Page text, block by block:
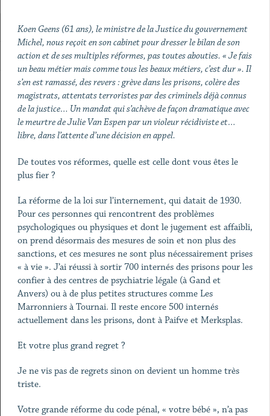
Koen Geens (61 ans), le ministre de la Justice du gouvernement
Michel, nous reçoit en son cabinet pour dresser le bilan de son
action et de ses multiples réformes, pas toutes abouties. « Je fais
un beau métier mais comme tous les beaux métiers, c’est dur ». Il
s’en est ramassé, des revers : grève dans les prisons, colère des
magistrats, attentats terroristes par des criminels déjà connus
de la justice… Un mandat qui s’achève de façon dramatique avec
le meurtre de Julie Van Espen par un violeur récidiviste et…
libre, dans l’attente d’une décision en appel.
De toutes vos réformes, quelle est celle dont vous êtes le
plus fier ?
La réforme de la loi sur l’internement, qui datait de 1930.
Pour ces personnes qui rencontrent des problèmes
psychologiques ou physiques et dont le jugement est affaibli,
on prend désormais des mesures de soin et non plus des
sanctions, et ces mesures ne sont plus nécessairement prises
« à vie ». J’ai réussi à sortir 700 internés des prisons pour les
confier à des centres de psychiatrie légale (à Gand et
Anvers) ou à de plus petites structures comme Les
Marronniers à Tournai. Il reste encore 500 internés
actuellement dans les prisons, dont à Paifve et Merksplas.
Et votre plus grand regret ?
Je ne vis pas de regrets sinon on devient un homme très
triste.
Votre grande réforme du code pénal, « votre bébé », n’a pas